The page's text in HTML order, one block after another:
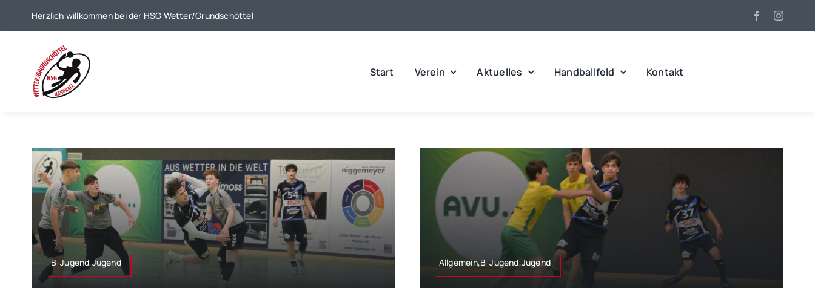
Herzlich willkommen bei der HSG Wetter/Grundschöttel
Start Verein Aktuelles Handballfeld Kontakt
B-Jugend,Jugend Allgemein,B-Jugend,Jugend